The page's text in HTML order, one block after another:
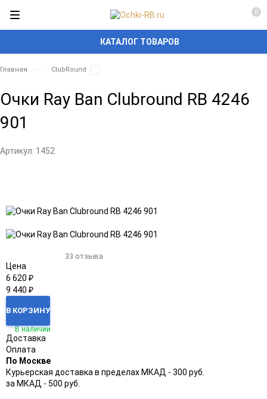
КАТАЛОГ ТОВАРОВ
0
Главная ClubRound
Очки Ray Ban Clubround RB 4246
901
Артикул: 1452
33 отзыва
Цена
6 620 ₽
9 440 ₽
В КОРЗИНУ
В наличии
Доставка
Оплата
По Москве
Курьерская доставка в пределах МКАД - 300 руб.
за МКАД - 500 руб.